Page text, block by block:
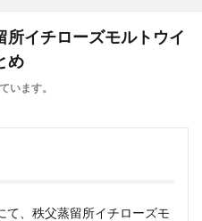
所イチローズモルトウイ
め
います。
て、秩父蒸留所イチローズモ